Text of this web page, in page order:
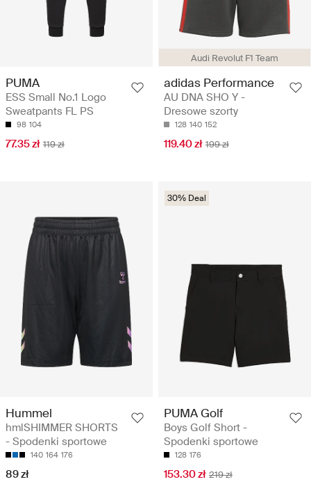
PUMA
ESS Small No.1 Logo
Sweatpants FL PS
98 104
77.35 zł 119 zł
Audi Revolut F1 Team
adidas Performance
AU DNA SHO Y -
Dresowe szorty
128 140 152
119.40 zł 199 zł
Hummel
hmlSHIMMER SHORTS
- Spodenki sportowe
140 164 176
89 zł
30% Deal
PUMA Golf
Boys Golf Short -
Spodenki sportowe
128 176
153.30 zł 219 zł